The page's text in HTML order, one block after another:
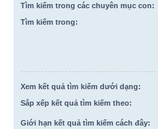
Tìm kiếm trong các chuyên mục con:
Tìm kiếm trong:
Xem kết quả tìm kiếm dưới dạng:
Sắp xếp kết quả tìm kiếm theo:
Giới hạn kết quả tìm kiếm cách đây: